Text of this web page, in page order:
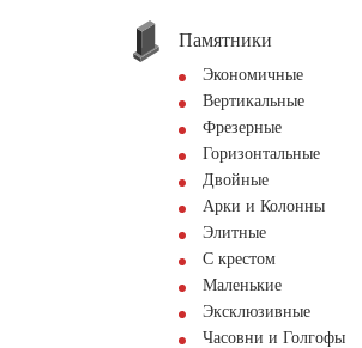
Памятники
Экономичные
Вертикальные
Фрезерные
Горизонтальные
Двойные
Арки и Колонны
Элитные
С крестом
Маленькие
Эксклюзивные
Часовни и Голгофы